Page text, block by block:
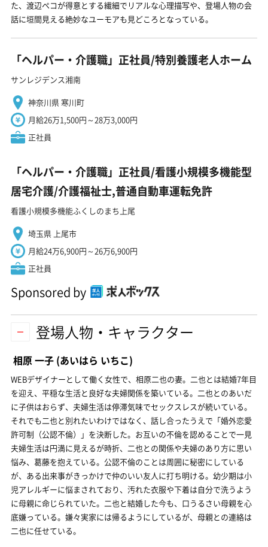
た、渡辺ペコが得意とする繊細でリアルな心理描写や、登場人物の会
話に垣間見える絶妙なユーモアも見どころとなっている。
「ヘルパー・介護職」正社員/特別養護老人ホーム
サンレジデンス湘南
神奈川県 寒川町
月給26万1,500円～28万3,000円
正社員
「ヘルパー・介護職」正社員/看護小規模多機能型
居宅介護/介護福祉士,普通自動車運転免許
看護小規模多機能ふくしのまち上尾
埼玉県 上尾市
月給24万6,900円～26万6,900円
正社員
Sponsored by
登場人物・キャラクター
相原 一子 (あいはら いちこ)
WEBデザイナーとして働く女性で、相原二也の妻。二也とは結婚7年目
を迎え、平穏な生活と良好な夫婦関係を築いている。二也とのあいだ
に子供はおらず、夫婦生活は停滞気味でセックスレスが続いている。
それでも二也と別れたいわけではなく、話し合ったうえで「婚外恋愛
許可制（公認不倫）」を決断した。お互いの不倫を認めることで一見
夫婦生活は円満に見えるが時折、二也との関係や夫婦のあり方に思い
悩み、葛藤を抱えている。公認不倫のことは周囲に秘密にしている
が、ある出来事がきっかけで仲のいい友人に打ち明ける。幼少期は小
児アレルギーに悩まされており、汚れた衣服や下着は自分で洗うよう
に母親に命じられていた。二也と結婚した今も、口うるさい母親を心
底嫌っている。嫌々実家には帰るようにしているが、母親との連絡は
二也に任せている。